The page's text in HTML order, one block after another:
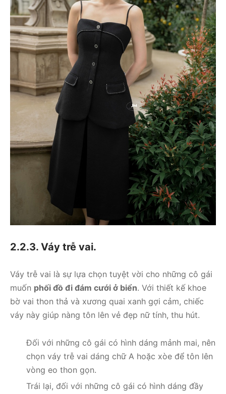
2.2.3. Váy trễ vai.
Váy trễ vai là sự lựa chọn tuyệt vời cho những cô gái
muốn phối đồ đi đám cưới ở biển. Với thiết kế khoe
bờ vai thon thả và xương quai xanh gợi cảm, chiếc
váy này giúp nàng tôn lên vẻ đẹp nữ tính, thu hút.
Đối với những cô gái có hình dáng mảnh mai, nên
chọn váy trễ vai dáng chữ A hoặc xòe để tôn lên
vòng eo thon gọn.
Trái lại, đối với những cô gái có hình dáng đầy